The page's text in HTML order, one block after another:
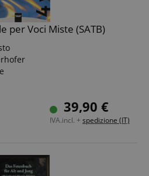
per Voci Miste (SATB)
39,90 €
IVA.incl. + spedizione (IT)